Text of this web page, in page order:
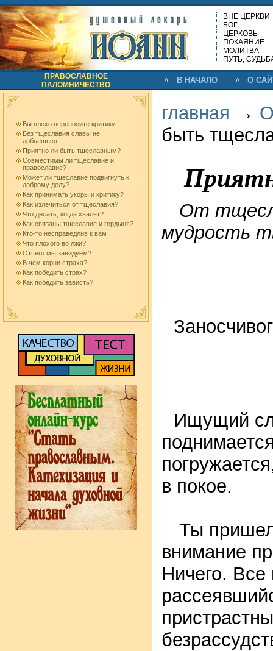
ВНЕ ЦЕРКВИ
БОГ
ЦЕРКОВЬ
ПОКАЯНИЕ
МОЛИТВА
ПУТЬ,
ПРАВОСЛАВНОЕ
ПАЛОМНИЧЕСТВО
В НАЧАЛО О
Вы плохо переносите критику
Без тщеславия славы не
добьешься
Приятно ли быть тщеславным?
Совместимы ли тщеславие и
православие?
Может ли тщеславие подвигнуть к
доброму делу?
Как принимать укоры и критику?
Как излечиться от тщеславия?
Что делать, когда хвалят?
Как связаны тщеславие и гордыня?
Кто-то несправедлив к вам
Что плохого во лжи?
Отчего мы завидуем?
В чем корни страха?
Как победить страх?
Как победить зависть?
главная →
быть
От
мудрость
Ищущий
в покое.
Ты
внимание
Ничего. Все